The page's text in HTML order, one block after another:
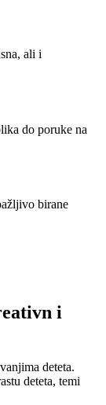
ali i
do poruke na
birane
i
deteta.
deteta, temi